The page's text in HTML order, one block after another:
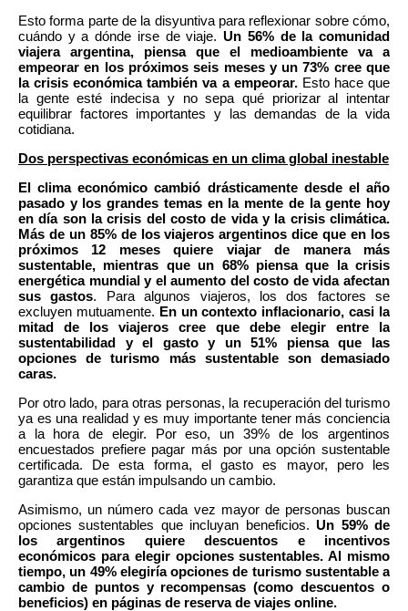
Esto forma parte de la disyuntiva para reflexionar sobre cómo,
cuándo y a dónde irse de viaje.Un 56% de la comunidad
viajera argentina, piensa que el medioambiente va a
empeorar en los próximos seis meses y un 73% cree que
la crisis económica también va a empeorar.Esto hace que
la gente esté indecisa y no sepa qué priorizar al intentar
equilibrar factores importantes y las demandas de la vida
cotidiana.
Dos perspectivas económicas en un clima global inestable
El clima económico cambió drásticamente desde el año
pasado y los grandes temas en la mente de la gente hoy
en día son la crisis del costo de vida y la crisis climática.
Más de un 85% de los viajeros argentinos dice que en los
próximos 12 meses quiere viajar de manera más
sustentable, mientras que un 68% piensa que la crisis
energética mundial y elaumento del costo de vida afectan
sus gastos. Para algunos viajeros, los dos factores se
excluyen mutuamente. En un contexto inflacionario, casi la
mitad de los viajeros cree que debe elegir entre la
sustentabilidad y el gasto y un 51% piensa que las
opciones de turismo más sustentable son demasiado
caras.
Por otro lado, para otras personas, la recuperación del turismo
ya es una realidad y es muy importante tener más conciencia
a la hora de elegir. Por eso, un 39% de los argentinos
encuestados prefiere pagar más por una opción sustentable
certificada. Deesta forma, el gasto es mayor, pero les
garantiza que están impulsando un cambio.
Asimismo, un número cada vez mayor de personas buscan
opciones sustentables que incluyan beneficios.Un 59% de
los argentinos quiere descuentos e incentivos
económicos para elegir opciones sustentables. Al mismo
tiempo, un 49% elegiría opciones de turismo sustentable a
cambio de puntos y recompensas (como descuentos o
beneficios) en páginas de reserva de viajes online.